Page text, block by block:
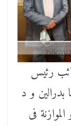
رئيس
بدرالين و د
فى